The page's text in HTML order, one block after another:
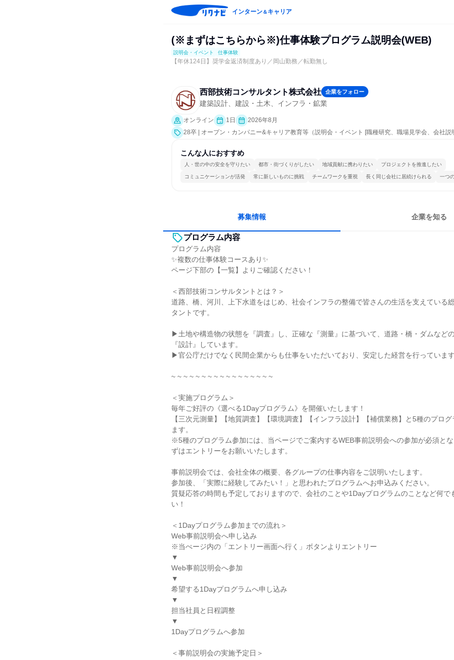
インターン＆キャリア
(※まずはこちらから※)仕事体験プログラム説明会(WEB)
説明会・イベント 仕事体験
【年休124日】奨学金返済制度あり／岡山勤務／転勤無し
西部技術コンサルタント株式会社 企業をフォロー
建築設計、建設・土木、インフラ・鉱業
オンライン 1日
2026年8月
28卒 | オープン・カンパニー&キャリア教育等（説明会・イベント [職種研究、職場見学会、会社説
こんな人におすすめ
人・世の中の安全を守りたい 都市・街づくりがしたい 地域貢献に携わりたい プロジェクトを推進したい
コミュニケーションが活発 常に新しいものに挑戦 チームワークを重視 長く同じ会社に居続けられる 一つ
募集情報 企業を知る
プログラム内容
プログラム内容
✨複数の仕事体験コースあり✨
ページ下部の【一覧】よりご確認ください！
＜西部技術コンサルタントとは？＞
道路、橋、河川、上下水道をはじめ、社会インフラの整備で皆さんの生活を支えている
タントです。
▶土地や構造物の状態を『調査』し、正確な『測量』に基づいて、道路・橋・ダムなど
『設計』しています。
▶官公庁だけでなく民間企業からも仕事をいただいており、安定した経営を行っています
~ ~ ~ ~ ~ ~ ~ ~ ~ ~ ~ ~ ~ ~ ~ ~ ~
＜実施プログラム＞
毎年ご好評の《選べる1Dayプログラム》を開催いたします！
【三次元測量】【地質調査】【環境調査】【インフラ設計】【補償業務】と5種のプロ
ます。
※5種のプログラム参加には、当ページでご案内するWEB事前説明会への参加が必須と
ずはエントリーをお願いいたします。
事前説明会では、会社全体の概要、各グループの仕事内容をご説明いたします。
参加後、「実際に経験してみたい！」と思われたプログラムへお申込みください。
質疑応答の時間も予定しておりますので、会社のことや1Dayプログラムのことなど何で
い！
＜1Dayプログラム参加までの流れ＞
Web事前説明会へ申し込み
※当ぺージ内の「エントリー画面へ行く」ボタンよりエントリー
▼
Web事前説明会へ参加
▼
希望する1Dayプログラムへ申し込み
▼
担当社員と日程調整
▼
1Dayプログラムへ参加
＜事前説明会の実施予定日＞